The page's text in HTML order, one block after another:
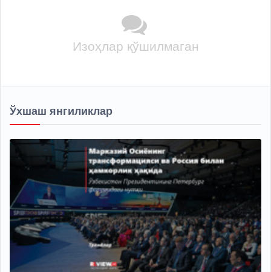
Изоҳлар қўшилмаган
Ўхшаш янгиликлар